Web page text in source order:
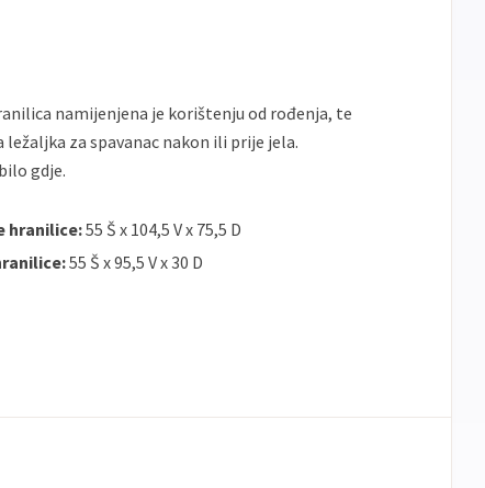
namijenjena je korištenju od rođenja, te
za spavanac nakon ili prije jela.
gdje.
hranilice:55 Š x 104,5 V x 75,5 D
55 Š x 95,5 V x 30 D